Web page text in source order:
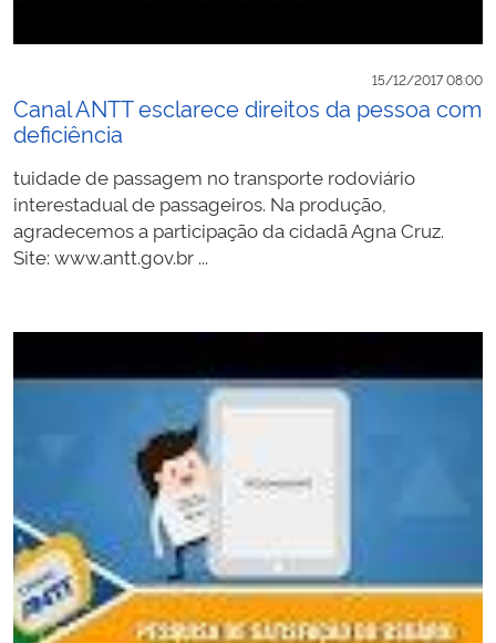
15/12/2017 08:00
Canal ANTT esclarece direitos da pessoa com
deficiência
tuidade de passagem no transporte rodoviário
interestadual de passageiros. Na produção,
agradecemos a participação da cidadã Agna Cruz.
Site: www.antt.gov.br ...